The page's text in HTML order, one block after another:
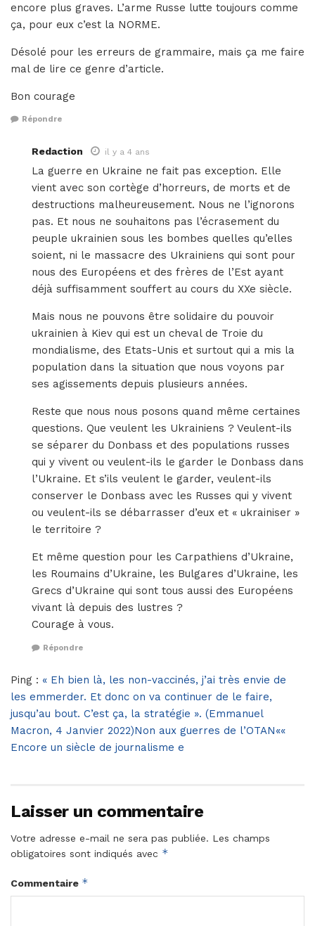
encore plus graves. L’arme Russe lutte toujours comme
ça, pour eux c’est la NORME.
Désolé pour les erreurs de grammaire, mais ça me faire
mal de lire ce genre d’article.
Bon courage
Répondre
Redaction il y a 4 ans
La guerre en Ukraine ne fait pas exception. Elle
vient avec son cortège d’horreurs, de morts et de
destructions malheureusement. Nous ne l’ignorons
pas. Et nous ne souhaitons pas l’écrasement du
peuple ukrainien sous les bombes quelles qu’elles
soient, ni le massacre des Ukrainiens qui sont pour
nous des Européens et des frères de l’Est ayant
déjà suffisamment souffert au cours du XXe siècle.
Mais nous ne pouvons être solidaire du pouvoir
ukrainien à Kiev qui est un cheval de Troie du
mondialisme, des Etats-Unis et surtout qui a mis la
population dans la situation que nous voyons par
ses agissements depuis plusieurs années.
Reste que nous nous posons quand même certaines
questions. Que veulent les Ukrainiens ? Veulent-ils
se séparer du Donbass et des populations russes
qui y vivent ou veulent-ils le garder le Donbass dans
l’Ukraine. Et s’ils veulent le garder, veulent-ils
conserver le Donbass avec les Russes qui y vivent
ou veulent-ils se débarrasser d’eux et « ukrainiser »
le territoire ?
Et même question pour les Carpathiens d’Ukraine,
les Roumains d’Ukraine, les Bulgares d’Ukraine, les
Grecs d’Ukraine qui sont tous aussi des Européens
vivant là depuis des lustres ?
Courage à vous.
Répondre
Ping : « Eh bien là, les non-vaccinés, j’ai très envie de
les emmerder. Et donc on va continuer de le faire,
jusqu’au bout. C’est ça, la stratégie ». (Emmanuel
Macron, 4 Janvier 2022)Non aux guerres de l’OTAN««
Encore un siècle de journalisme e
Laisser un commentaire
Votre adresse e-mail ne sera pas publiée. Les champs
obligatoires sont indiqués avec *
Commentaire *